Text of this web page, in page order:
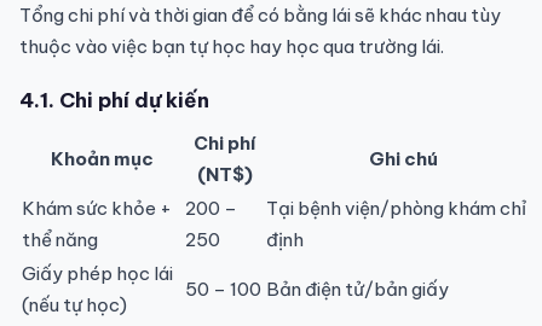
Tổng chi phí và thời gian để có bằng lái sẽ khác nhau tùy
thuộc vào việc bạn tự học hay học qua trường lái.
4.1. Chi phí dự kiến
Khoản mục
Chi phí
(NT$)
Ghi chú
Khám sức khỏe +
thể năng
200 –
250
Tại bệnh viện/phòng khám chỉ
định
Giấy phép học lái
(nếu tự học)
50 – 100 Bản điện tử/bản giấy